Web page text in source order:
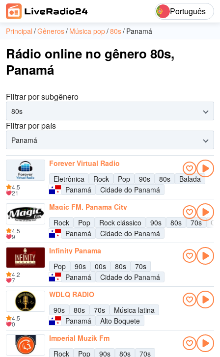
Português
Principal Gêneros Música pop 80s Panamá
Rádio online no gênero 80s,
Panamá
Filtrar por subgênero
80s
Filtrar por país
Panamá
Forever Virtual Radio
Eletrônica
Rock Pop 90s 80s
Balada
Panamá
Cidade do Panamá
4.5
21
Magic FM, Panama City
Rock
Pop Rock clássico 90s 80s 70s
Panamá
Cidade do Panamá
4.5
9
Infinity Panama
Pop
90s 00s 80s
70s
Panamá
Cidade do Panamá
4.2
7
WDLQ RADIO
90s
80s 70s
Música latina
Panamá
Alto Boquete
4.5
0
Imperial Muzik Fm
Rock
Pop 90s 80s
70s